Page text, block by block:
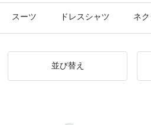
スーツ ドレスシャツ ネク
並び替え